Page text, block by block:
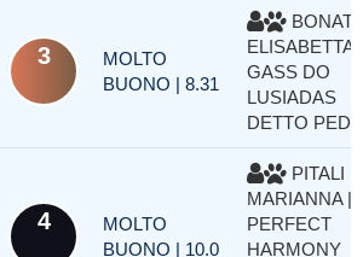
3
MOLTO
BUONO | 8.31
BONAT
ELISABETTA |
GASS DO
LUSIADAS
DETTO
4
MOLTO
BUONO | 10.0
PITALI
MARIANNA |
PERFECT
HARMONY